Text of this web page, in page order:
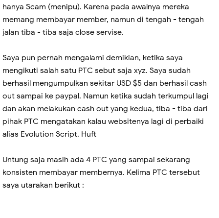
hanya Scam (menipu). Karena pada awalnya mereka
memang membayar member, namun di tengah - tengah
jalan tiba - tiba saja close servise.
Saya pun pernah mengalami demikian, ketika saya
mengikuti salah satu PTC sebut saja xyz. Saya sudah
berhasil mengumpulkan sekitar USD $5 dan berhasil cash
out sampai ke paypal. Namun ketika sudah terkumpul lagi
dan akan melakukan cash out yang kedua, tiba - tiba dari
pihak PTC mengatakan kalau websitenya lagi di perbaiki
alias Evolution Script. Huft
Untung saja masih ada 4 PTC yang sampai sekarang
konsisten membayar membernya. Kelima PTC tersebut
saya utarakan berikut :